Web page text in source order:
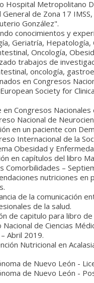
Hospital Metropolitano
General de Zona 17
González".
conocimientos y
Geriatría,
Oncología,
trabajos de
oncología,
en Congresos
Society for
en Congresos Nacionales
Nacional de
en un paciente con
Internacional de la
Obesidad y
en capítulos del libro
Comorbilidades –
nutriciones en
de la comunicación
de la salud.
de capitulo para libro
de Ciencias
Abril 2019.
Nutricional en
de Nuevo León -
de Nuevo León -